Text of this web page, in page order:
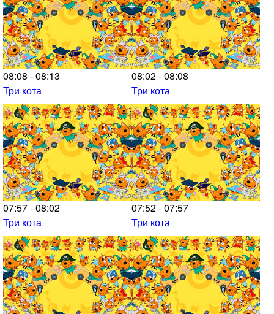
08:08 - 08:13
Три кота
08:02 - 08:08
Три кота
07:57 - 08:02
Три кота
07:52 - 07:57
Три кота